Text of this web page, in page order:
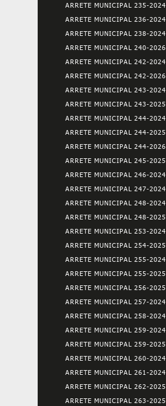
ARRETE MUNICIPAL 235-2024
ARRETE MUNICIPAL 236-2024
ARRETE MUNICIPAL 238-2024
ARRETE MUNICIPAL 240-2026
ARRETE MUNICIPAL 242-2024
ARRETE MUNICIPAL 242-2026
ARRETE MUNICIPAL 243-2024
ARRETE MUNICIPAL 243-2025
ARRETE MUNICIPAL 244-2024
ARRETE MUNICIPAL 244-2025
ARRETE MUNICIPAL 244-2026
ARRETE MUNICIPAL 245-2025
ARRETE MUNICIPAL 246-2024
ARRETE MUNICIPAL 247-2024
ARRETE MUNICIPAL 248-2024
ARRETE MUNICIPAL 248-2025
ARRETE MUNICIPAL 253-2024
ARRETE MUNICIPAL 254-2025
ARRETE MUNICIPAL 255-2024
ARRETE MUNICIPAL 255-2025
ARRETE MUNICIPAL 256-2025
ARRETE MUNICIPAL 257-2024
ARRETE MUNICIPAL 258-2024
ARRETE MUNICIPAL 259-2024
ARRETE MUNICIPAL 259-2025
ARRETE MUNICIPAL 260-2024
ARRETE MUNICIPAL 261-2024
ARRETE MUNICIPAL 262-2025
ARRETE MUNICIPAL 263-2025